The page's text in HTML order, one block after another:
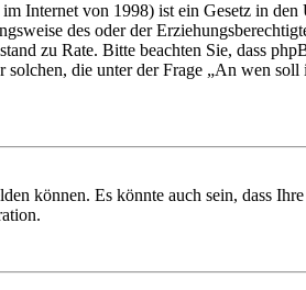
Internet von 1998) ist ein Gesetz in
des oder der
zu Rate. Bitte beachten Sie, dass
die unter der Frage „An wen
können. Es könnte auch sein, dass